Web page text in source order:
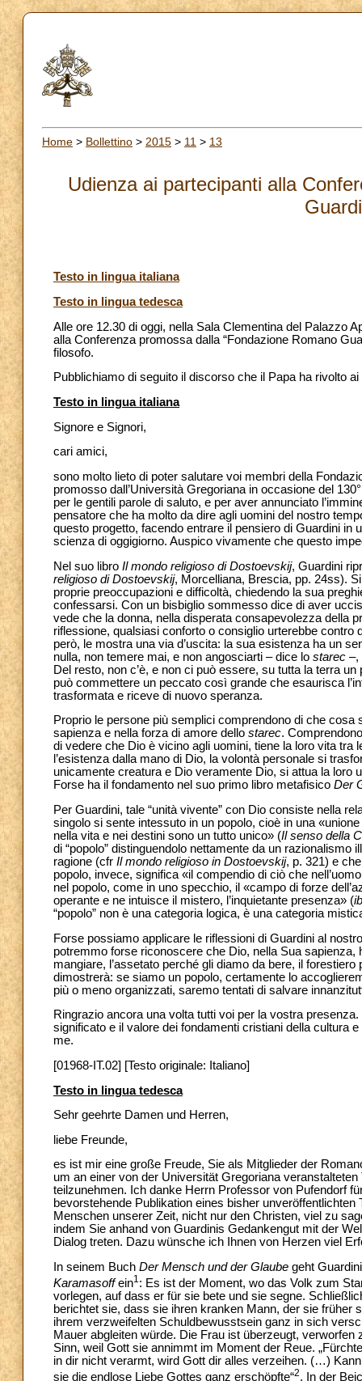
Home > Bollettino > 2015 > 11 > 13
Udienza ai partecipanti alla
Testo in lingua italiana
Testo in lingua tedesca
Alle ore 12.30 di oggi, nella Sala Clementina del Palazzo
alla Conferenza promossa dalla “Fondazione Romano
filosofo.
Pubblichiamo di seguito il discorso che il Papa ha rivolto ai
Testo in lingua italiana
Signore e Signori,
cari amici,
sono molto lieto di poter salutare voi membri della
promosso dall’Università Gregoriana in occasione del
per le gentili parole di saluto, e per aver annunciato
pensatore che ha molto da dire agli uomini del nostro
questo progetto, facendo entrare il pensiero di Guardini in
scienza di oggigiorno. Auspico vivamente che questo
Nel suo libro Il mondo religioso di Dostoevskij, Guardini
religioso di Dostoevskij, Morcelliana, Brescia, pp. 24ss).
proprie preoccupazioni e difficoltà, chiedendo la sua
confessarsi. Con un bisbiglio sommesso dice di aver
vede che la donna, nella disperata consapevolezza della
riflessione, qualsiasi conforto o consiglio urterebbe
però, le mostra una via d’uscita: la sua esistenza ha un
nulla, non temere mai, e non angosciarti – dice lo starec –,
Del resto, non c’è, e non ci può essere, su tutta la terra
può commettere un peccato così grande che esaurisca
trasformata e riceve di nuovo speranza.
Proprio le persone più semplici comprendono di che
sapienza e nella forza di amore dello starec.
di vedere che Dio è vicino agli uomini, tiene la loro vita
l’esistenza dalla mano di Dio, la volontà personale si
unicamente creatura e Dio veramente Dio, si attua la loro
Forse ha il fondamento nel suo primo libro metafisico Der
Per Guardini, tale “unità vivente” con Dio consiste nella
singolo si sente intessuto in un popolo, cioè in una
nella vita e nei destini sono un tutto unico» (Il senso della
di “popolo” distinguendolo nettamente da un
ragione (cfr Il mondo religioso in Dostoevskij, p. 321) e
popolo, invece, significa «il compendio di ciò che
nel popolo, come in uno specchio, il «campo di forze
operante e ne intuisce il mistero, l’inquietante presenza» (
“popolo” non è una categoria logica, è una categoria
Forse possiamo applicare le riflessioni di Guardini al
potremmo forse riconoscere che Dio, nella Sua sapienza,
mangiare, l’assetato perché gli diamo da bere, il
dimostrerà: se siamo un popolo, certamente lo
più o meno organizzati, saremo tentati di salvare
Ringrazio ancora una volta tutti voi per la vostra
significato e il valore dei fondamenti cristiani della cultura
me.
[01968-IT.02] [Testo originale: Italiano]
Testo in lingua tedesca
Sehr geehrte Damen und Herren,
liebe Freunde,
es ist mir eine große Freude, Sie als Mitglieder der
um an einer von der Universität Gregoriana
teilzunehmen. Ich danke Herrn Professor von Pufendorf
bevorstehende Publikation eines bisher
Menschen unserer Zeit, nicht nur den Christen, viel zu
indem Sie anhand von Guardinis Gedankengut mit der
Dialog treten. Dazu wünsche ich Ihnen von Herzen viel
In seinem Buch Der Mensch und der Glaube geht
Karamasoffein1: Es ist der Moment, wo das Volk zum
vorlegen, auf dass er für sie bete und sie segne.
berichtet sie, dass sie ihren kranken Mann, der sie früher
ihrem verzweifelten Schuldbewusstsein ganz in sich
Mauer abgleiten würde. Die Frau ist überzeugt,
Sinn, weil Gott sie annimmt im Moment der Reue.
in dir nicht verarmt, wird Gott dir alles verzeihen. (…)
sie die endlose Liebe Gottes ganz erschöpfte“2. In der